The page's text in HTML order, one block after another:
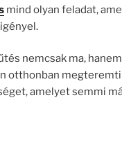
mind olyan feladat,
nemcsak ma,
otthonban megteremti
amelyet semmi